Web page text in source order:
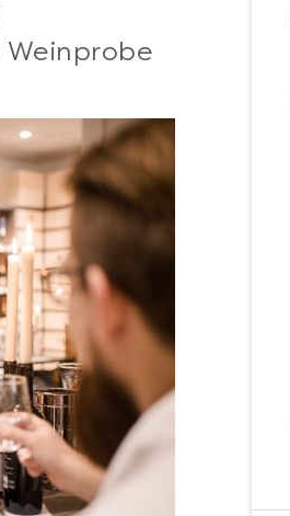
Weinprobe